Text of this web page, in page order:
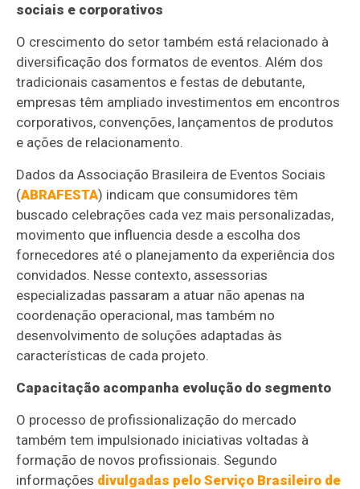
sociais e corporativos
O crescimento do setor também está relacionado à
diversificação dos formatos de eventos. Além dos
tradicionais casamentos e festas de debutante,
empresas têm ampliado investimentos em encontros
corporativos, convenções, lançamentos de produtos
e ações de relacionamento.
Dados da Associação Brasileira de Eventos Sociais
(ABRAFESTA) indicam que consumidores têm
buscado celebrações cada vez mais personalizadas,
movimento que influencia desde a escolha dos
fornecedores até o planejamento da experiência dos
convidados. Nesse contexto, assessorias
especializadas passaram a atuar não apenas na
coordenação operacional, mas também no
desenvolvimento de soluções adaptadas às
características de cada projeto.
Capacitação acompanha evolução do segmento
O processo de profissionalização do mercado
também tem impulsionado iniciativas voltadas à
formação de novos profissionais. Segundo
informações divulgadas pelo Serviço Brasileiro de